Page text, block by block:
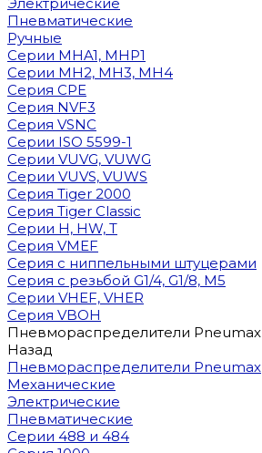
Пневматические
Ручные
Cерии MHA1, MHP1
Cерии MH2, MH3, MH4
Cерия CPE
Серия NVF3
Серия VSNC
Серии ISO 5599-1
Серии VUVG, VUWG
Серии VUVS, VUWS
Серия Tiger 2000
Серия Tiger Classic
Серии H, HW, T
Серия VMEF
Серия с ниппельными штуцерами
Серия с резьбой G1/4, G1/8, М5
Серии VHEF, VHER
Серия VBOH
Пневмораспределители Pneumax
Назад
Пневмораспределители Pneumax
Механические
Электрические
Пневматические
Серии 488 и 484